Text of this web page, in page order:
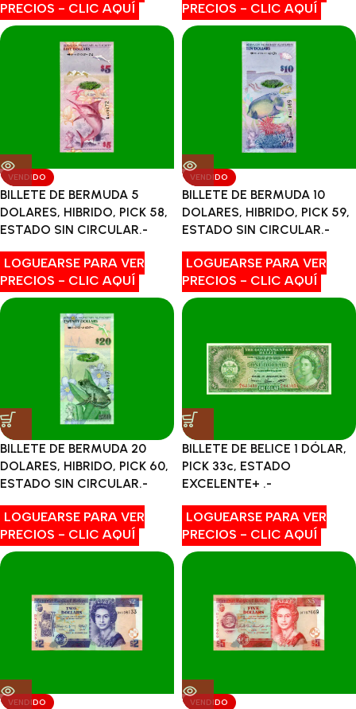
PRECIOS - CLIC AQUÍ
PRECIOS - CLIC AQUÍ
VENDIDO
BILLETE DE BERMUDA 5
DOLARES, HIBRIDO, PICK 58,
ESTADO SIN CIRCULAR.-
LOGUEARSE PARA VER
PRECIOS - CLIC AQUÍ
VENDIDO
BILLETE DE BERMUDA 10
DOLARES, HIBRIDO, PICK 59,
ESTADO SIN CIRCULAR.-
LOGUEARSE PARA VER
PRECIOS - CLIC AQUÍ
BILLETE DE BERMUDA 20
DOLARES, HIBRIDO, PICK 60,
ESTADO SIN CIRCULAR.-
LOGUEARSE PARA VER
PRECIOS - CLIC AQUÍ
BILLETE DE BELICE 1 DÓLAR,
PICK 33c, ESTADO
EXCELENTE+ .-
LOGUEARSE PARA VER
PRECIOS - CLIC AQUÍ
VENDIDO VENDIDO